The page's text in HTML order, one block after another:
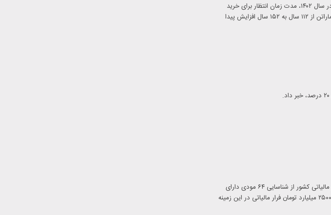
تحلیلگران بازار مسکن معتقدند که قدرت درآمد خانوارهای کشور در سال ۱۴۰۲، مدت زمان انتظار برای خرید
خانه را ۱۵ سال کاهش داد و به ۵۹ سال رساند؛ در تهران اما این ماراتن از ۱۱۲ سال به ۱۵۲ سال افزایش پیدا
رئیس مرکز بازرسی، مبارزه با فرار مالیاتی و پولشویی سازمان امور مالیاتی کشور از شناسایی ۶۴ مودی دارای
کتمان فروش در استان کرمان خبر داد و گفت: در مجموع بالغ بر ۲۵۰۰ میلیارد تومان فرار مالیاتی در این زمینه